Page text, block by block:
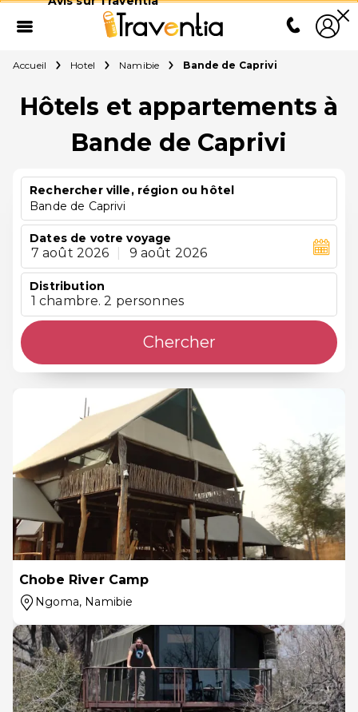
Accueil Hotel Namibie Bande de Caprivi
Hôtels et appartements à
Bande de Caprivi
Rechercher ville, région ou hôtel
Bande de Caprivi
Dates de votre voyage
7 août 2026 9 août 2026
Distribution
1 chambre. 2 personnes
Chercher
Chobe River Camp
Ngoma, Namibie